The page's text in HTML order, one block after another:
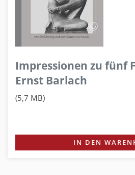
Impressionen zu fünf
Ernst Barlach
(5,7 MB)
IN DEN